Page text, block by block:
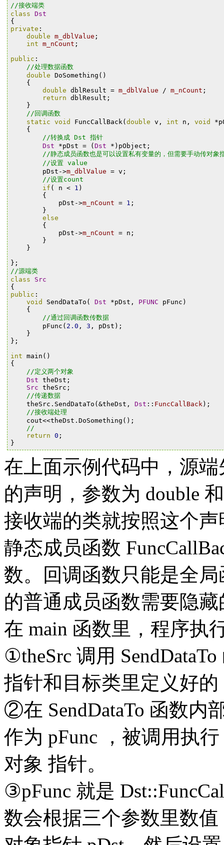
//接收端类
class Dst
{
private :
double m_dblValue ;
int m_nCount ;
public :
//处理数据函数
double DoSomething ()
{
double dblResult = m_dblValue / m_nCount ;
return dblResult ;
}
//回调函数
static void FuncCallBack( double v , int n , void *
{
//转换成 Dst 指针
Dst
*pDst = ( Dst *) pObject ;
//静态成员函数也是可以设置私有变量的，但需要手动传对象
//设置 value
pDst ->m_dblValue = v ;
//设置count
if ( n < 1 )
{
pDst ->m_nCount = 1 ;
}
else
{
pDst ->m_nCount = n ;
}
}
};
//源端类
class
Src
{
public :
void
SendDataTo ( Dst *pDst , PFUNC pFunc )
{
//通过回调函数传数据
pFunc ( 2.0 , 3 , pDst );
}
};
int main ()
{
//定义两个对象
Dst theDst ;
Src theSrc ;
//传递数据
theSrc . SendDataTo (&theDst , Dst :: FuncCallBack);
//接收端处理
cout<<theDst . DoSomething ();
//
return 0 ;
}
在上面示例代码中，源
的声明，参数为 double
接收端的类就按照这个
静态成员函数
数。回调函数只能是全
的普通成员函数需要隐
在 main 函数里，程序执
①theSrc 调用
指针和目标类里定义好的
②在 SendDataTo 函数内
作为 pFunc ，被调用执
对象 指针。
③pFunc 就是
数会根据三个参数里数